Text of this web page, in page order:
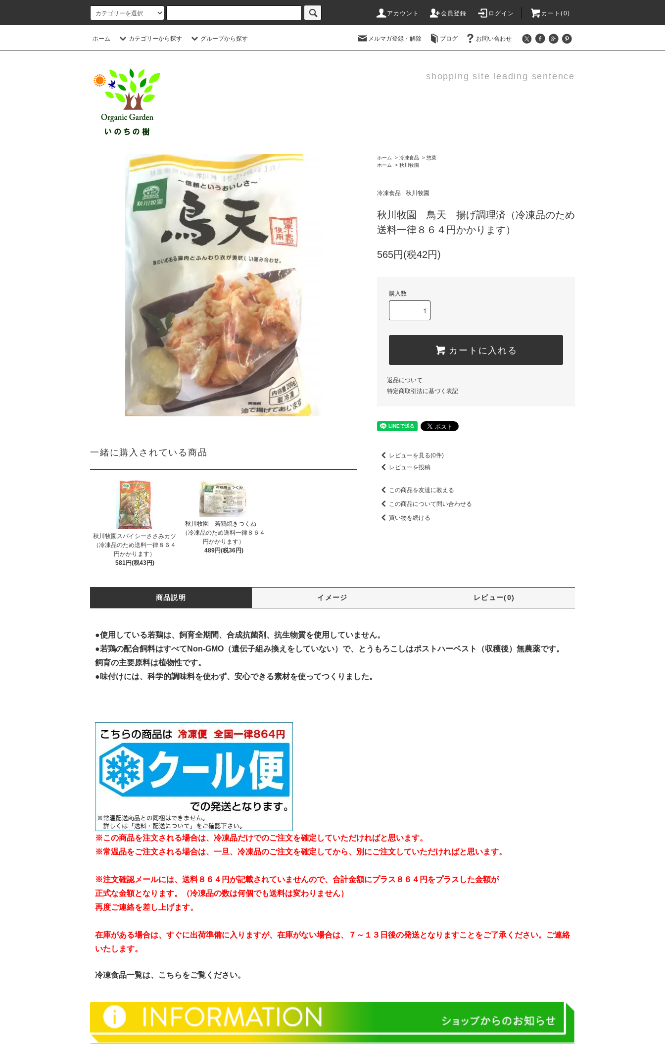
アカウント 会員登録 ログイン カート(0)
ホーム カテゴリーから探す グループから探す メルマガ登録・解除 ブログ お問い合わせ
shopping site leading sentence
一緒に購入されている商品
秋川牧園スパイシーささみカツ
（冷凍品のため送料一律８６４
円かかります）
581円(税43円)
秋川牧園 若鶏焼きつくね
（冷凍品のため送料一律８６４
円かかります）
489円(税36円)
ホーム > 冷凍食品 > 惣菜
ホーム
> 秋川牧園
冷凍食品 秋川牧園
秋川牧園 鳥天 揚げ調理済（冷凍品のため
送料一律８６４円かかります）
565円(税42円)
購入数
カートに入れる
返品について
特定商取引法に基づく表記
レビューを見る(0件)
レビューを投稿
この商品を友達に教える
この商品について問い合わせる
買い物を続ける
商品説明 イメージ レビュー(0)
●使用している若鶏は、飼育全期間、合成抗菌剤、抗生物質を使用していません。
●若鶏の配合飼料はすべてNon-GMO（遺伝子組み換えをしていない）で、とうもろこしはポストハーベスト（収穫後）無農薬です。
飼育の主要原料は植物性です。
●味付けには、科学的調味料を使わず、安心できる素材を使ってつくりました。
※この商品を注文される場合は、冷凍品だけでのご注文を確定していただければと思います。
※常温品をご注文される場合は、一旦、冷凍品のご注文を確定してから、別にご注文していただければと思います。
※注文確認メールには、送料８６４円が記載されていませんので、合計金額にプラス８６４円をプラスした金額が
正式な金額となります。（冷凍品の数は何個でも送料は変わりません）
再度ご連絡を差し上げます。
在庫がある場合は、すぐに出荷準備に入りますが、在庫がない場合は、７～１３日後の発送となりますことをご了承ください。ご連絡
いたします。
冷凍食品一覧は、 こちらをご覧ください。